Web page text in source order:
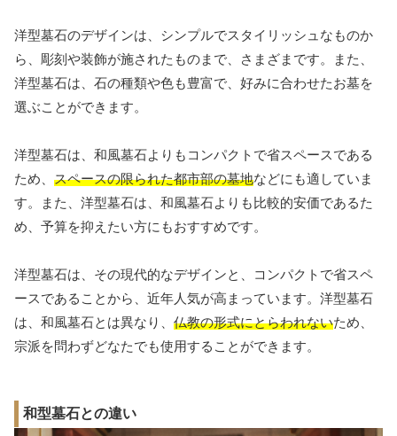
洋型墓石のデザインは、シンプルでスタイリッシュなものか
ら、彫刻や装飾が施されたものまで、さまざまです。また、
洋型墓石は、石の種類や色も豊富で、好みに合わせたお墓を
選ぶことができます。
洋型墓石は、和風墓石よりもコンパクトで省スペースである
ため、 スペースの限られた都市部の墓地などにも適していま
す。また、洋型墓石は、和風墓石よりも比較的安価であるた
め、予算を抑えたい方にもおすすめです。
洋型墓石は、その現代的なデザインと、コンパクトで省スペ
ースであることから、近年人気が高まっています。洋型墓石
は、和風墓石とは異なり、 仏教の形式にとらわれないため、
宗派を問わずどなたでも使用することができます。
和型墓石との違い